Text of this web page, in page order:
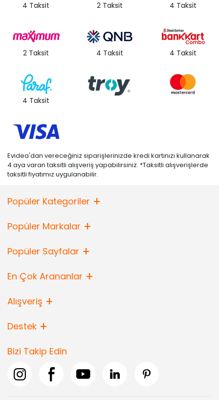
4 Taksit 2 Taksit 4 Taksit
2 Taksit 4 Taksit 4 Taksit
4 Taksit
Evidea'dan vereceğiniz siparişlerinizde kredi kartınızı kullanarak
4 aya varan taksitli alışveriş yapabilirsiniz. *Taksitli alışverişlerde
taksitli fiyatımız uygulanabilir.
Popüler Kategoriler
Popüler Markalar
Popüler Sayfalar
En Çok Arananlar
Alışveriş
Destek
Bizi Takip Edin